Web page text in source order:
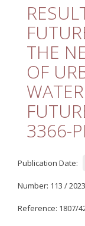
Staff
Quality
ETHICS
Useful Links
Management
(ιστορικό
THE
OF
3366-
Publication Date:
Number: 113 / 2023
Reference: 1807/